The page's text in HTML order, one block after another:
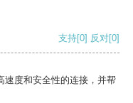
支持[0] 反对[0]
速度和安全性的连接，并帮